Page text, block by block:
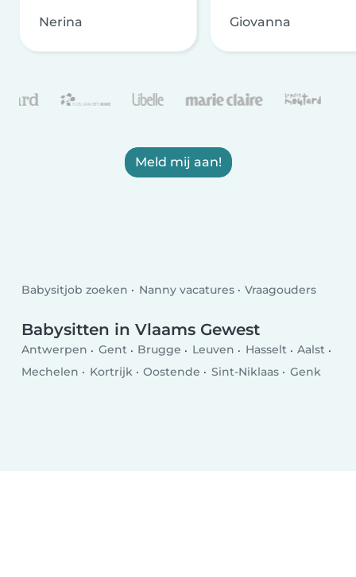
Nerina Giovanna
Meld mij aan!
Babysitjob zoeken Nanny vacatures Vraagouders
Babysitten in Vlaams Gewest
Antwerpen Gent Brugge Leuven Hasselt
Aalst
Mechelen
Kortrijk Oostende Sint-Niklaas Genk